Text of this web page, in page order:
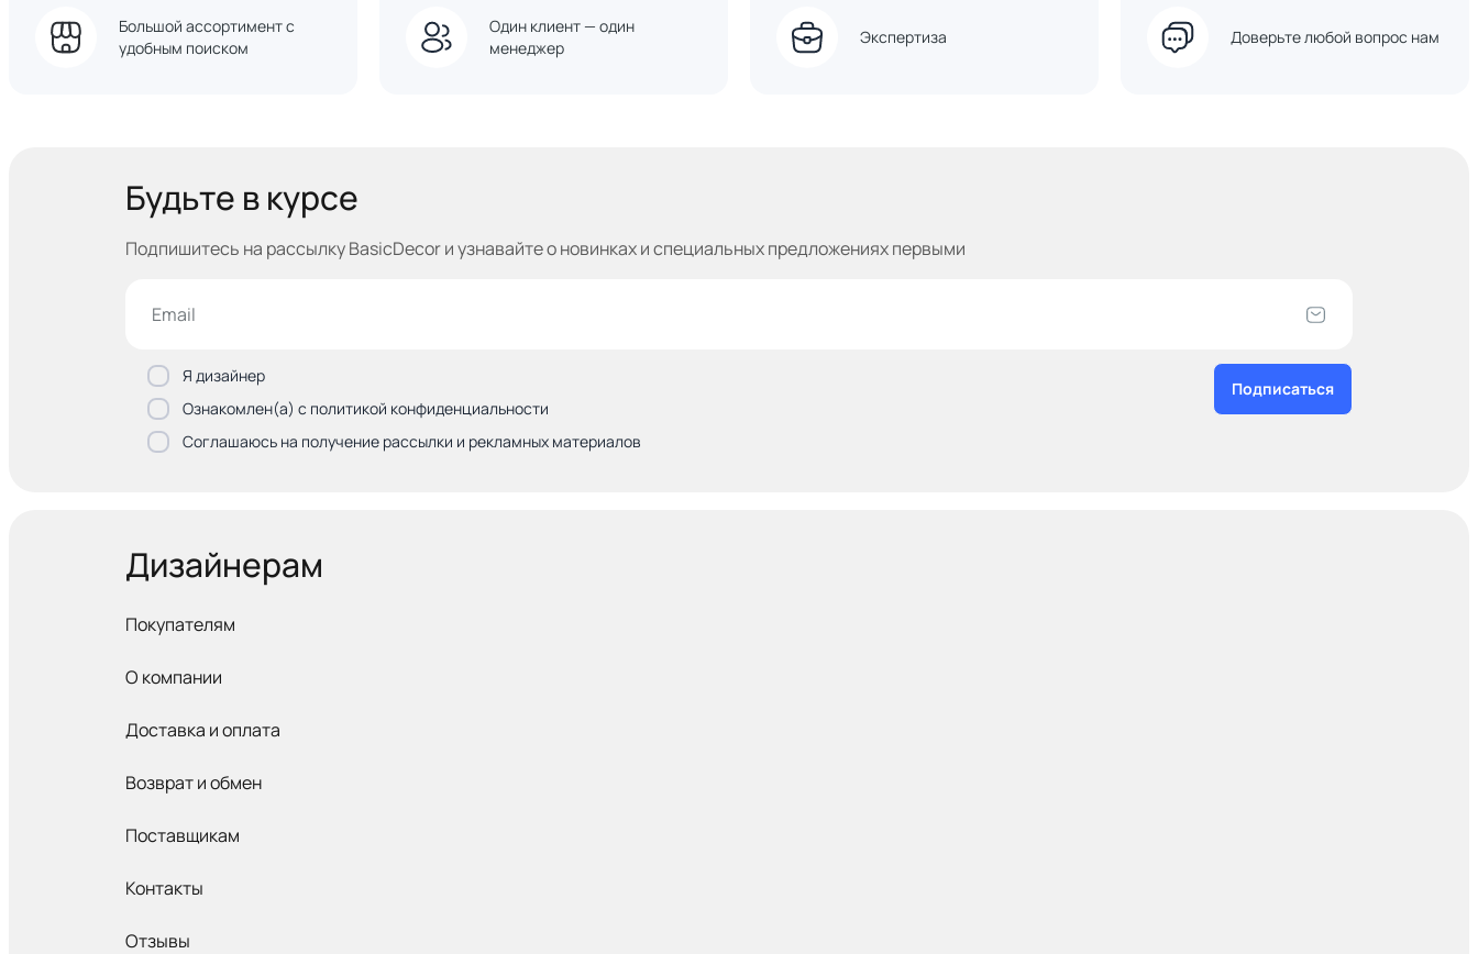
Большой ассортимент с
удобным поиском
Один клиент — один
менеджер
Экспертиза Доверьте любой вопрос нам
Будьте в курсе
Подпишитесь на рассылку BasicDecor и узнавайтео новинках и специальных предложениях первыми
Я дизайнер
Ознакомлен(а) с политикой конфиденциальности
Соглашаюсь на получение рассылки и рекламных материалов
Подписаться
Дизайнерам
Покупателям
О компании
Доставка и оплата
Возврат и обмен
Поставщикам
Контакты
Отзывы